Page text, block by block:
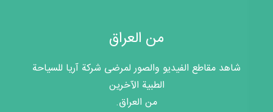
من العراق
شاهد مقاطع الفيديو والصور لمرضى شركة آريا للسياحة
الطبية الآخرين
من العراق.